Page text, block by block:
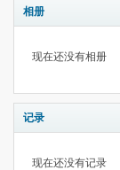
相册
现在还没有相册
记录
现在还没有记录